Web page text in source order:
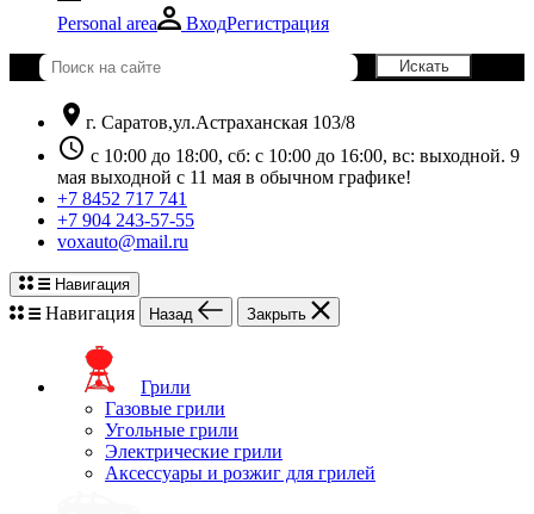
Personal area ВходРегистрация
location_on г. Саратов,ул.Астраханская 103/8
schedule с 10:00 до 18:00, сб: с 10:00 до 16:00, вс: выходной. 9
мая выходной с 11 мая в обычном графике!
+7 8452 717 741
+7 904 243-57-55
voxauto@mail.ru
Навигация
Навигация Назад Закрыть
Грили
Газовые грили
Угольные грили
Электрические грили
Аксессуары и розжиг для грилей